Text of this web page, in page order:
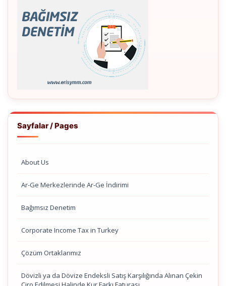
Sayfalar / Pages
About Us
Ar-Ge Merkezlerinde Ar-Ge İndirimi
Bağımsız Denetim
Corporate Income Tax in Turkey
Çözüm Ortaklarımız
Dövizli ya da Dövize Endeksli Satış Karşılığında Alınan Çekin